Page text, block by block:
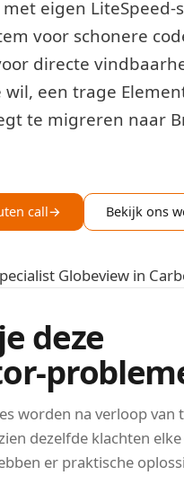
eigen LiteSpeed-
voor schonere
directe
een trage
te migreren naar
call→ Bekijk ons
deze
worden na verloop van
dezelfde klachten
er praktische